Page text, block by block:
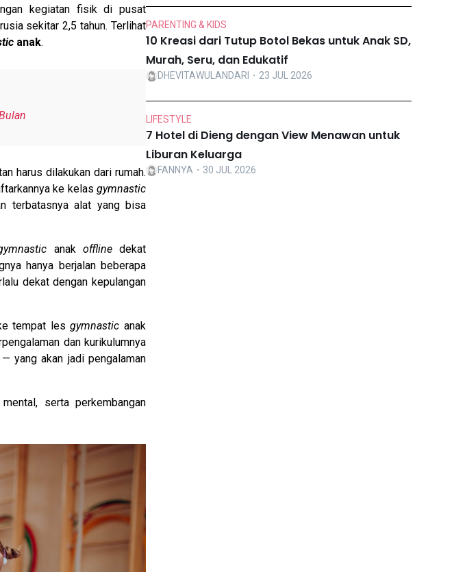
kegiatan fisik di pusat
sekitar 2,5 tahun. Terlihat
anak.
harus dilakukan dari rumah.
ke kelas gymnastic
terbatasnya alat yang bisa
anak offlinedekat
hanya berjalan beberapa
dekat dengan kepulangan
tempat lesgymnastic anak
dan kurikulumnya
yang akan jadi pengalaman
serta perkembangan
PARENTING & KIDS
10 Kreasi dari Tutup Botol Bekas untuk Anak SD,
Murah, Seru, dan Edukatif
DHEVITAWULANDARI ・23 JUL 2026
LIFESTYLE
7 Hotel di Dieng dengan View Menawan untuk
Liburan Keluarga
FANNYA ・30 JUL 2026